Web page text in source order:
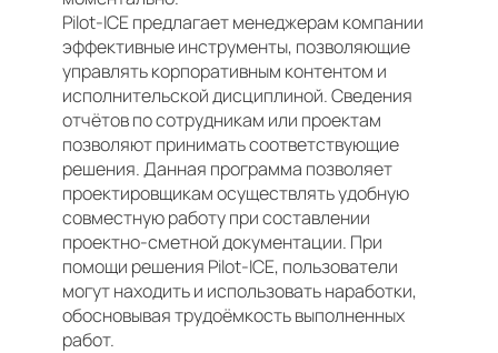
Pilot-ICE предлагает менеджерам компании
эффективные инструменты, позволяющие
управлять корпоративным контентом и
исполнительской дисциплиной. Сведения
отчётов по сотрудникам или проектам
позволяют принимать соответствующие
решения. Данная программа позволяет
проектировщикам осуществлять удобную
совместную работу при составлении
проектно-сметной документации. При
помощи решения Pilot-ICE, пользователи
могут находить и использовать наработки,
обосновывая трудоёмкость выполненных
работ.